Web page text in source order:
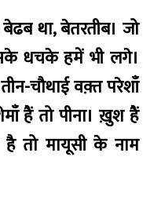
था, बेतरतीब। जो
धचके हमें भी लगे।
चौथाई वक़्त परेशाँ
हैं तो पीना। ख़ुश हैं
तो मायूसी के नाम